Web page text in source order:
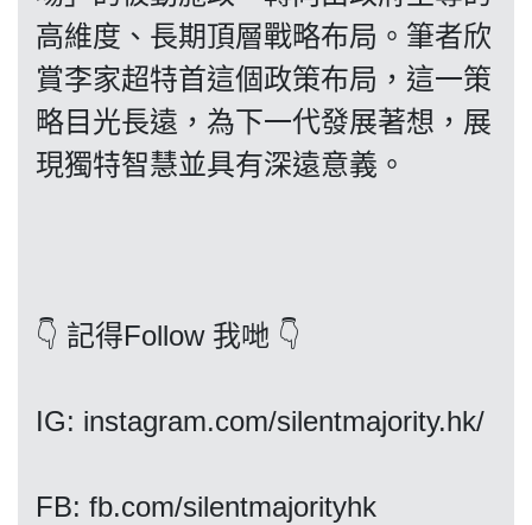
活動
關於我們
高維度、長期頂層戰略布局。筆者欣
賞李家超特首這個政策布局，這一策
略目光長遠，為下一代發展著想，展
現獨特智慧並具有深遠意義。
👇 記得Follow 我哋 👇
IG: instagram.com/silentmajority.hk/
FB: fb.com/silentmajorityhk